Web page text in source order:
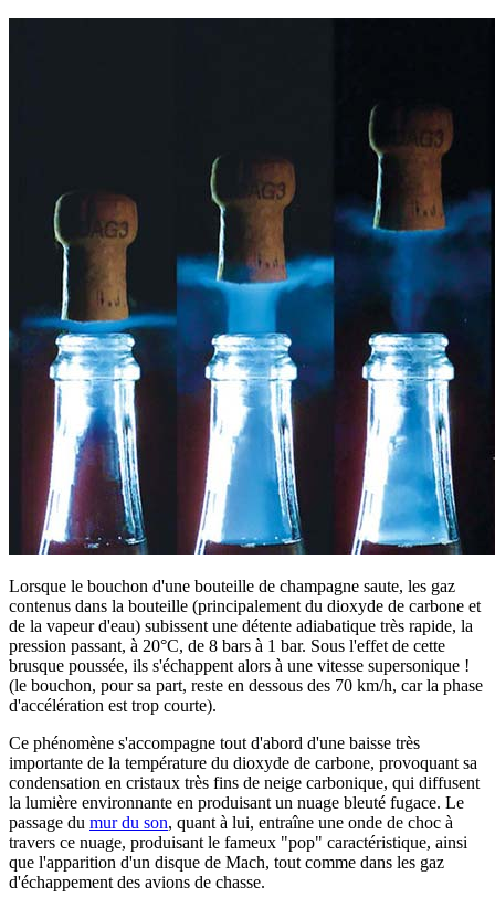
Lorsque le bouchon d'une bouteille de champagne saute, les gaz
contenus dans la bouteille (principalement du dioxyde de carbone et
de la vapeur d'eau) subissent une détente adiabatique très rapide, la
pression passant, à 20°C, de 8 bars à 1 bar. Sous l'effet de cette
brusque poussée, ils s'échappent alors à une vitesse supersonique !
(le bouchon, pour sa part, reste en dessous des 70 km/h, car la phase
d'accélération est trop courte).
Ce phénomène s'accompagne tout d'abord d'une baisse très
importante de la température du dioxyde de carbone, provoquant sa
condensation en cristaux très fins de neige carbonique, qui diffusent
la lumière environnante en produisant un nuage bleuté fugace. Le
passage du mur du son, quant à lui, entraîne une onde de choc à
travers ce nuage, produisant le fameux "pop" caractéristique, ainsi
que l'apparition d'un disque de Mach, tout comme dans les gaz
d'échappement des avions de chasse.